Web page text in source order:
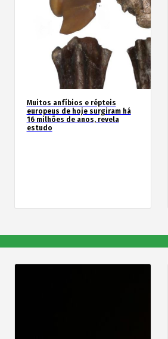
Muitos anfíbios e répteis
europeus de hoje surgiram há
16 milhões de anos, revela
estudo